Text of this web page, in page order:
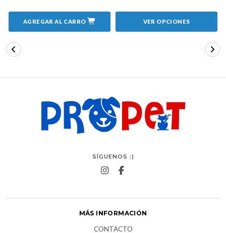
AGREGAR AL CARRO VER OPCIONES
SÍGUENOS :)
MÁS INFORMACIÓN
CONTACTO